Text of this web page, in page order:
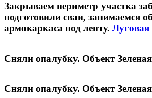
Закрываем периметр участка
подготовили сваи, занимаемся
армокаркаса под ленту. Луговая
Сняли опалубку. Объект
Сняли опалубку. Объект